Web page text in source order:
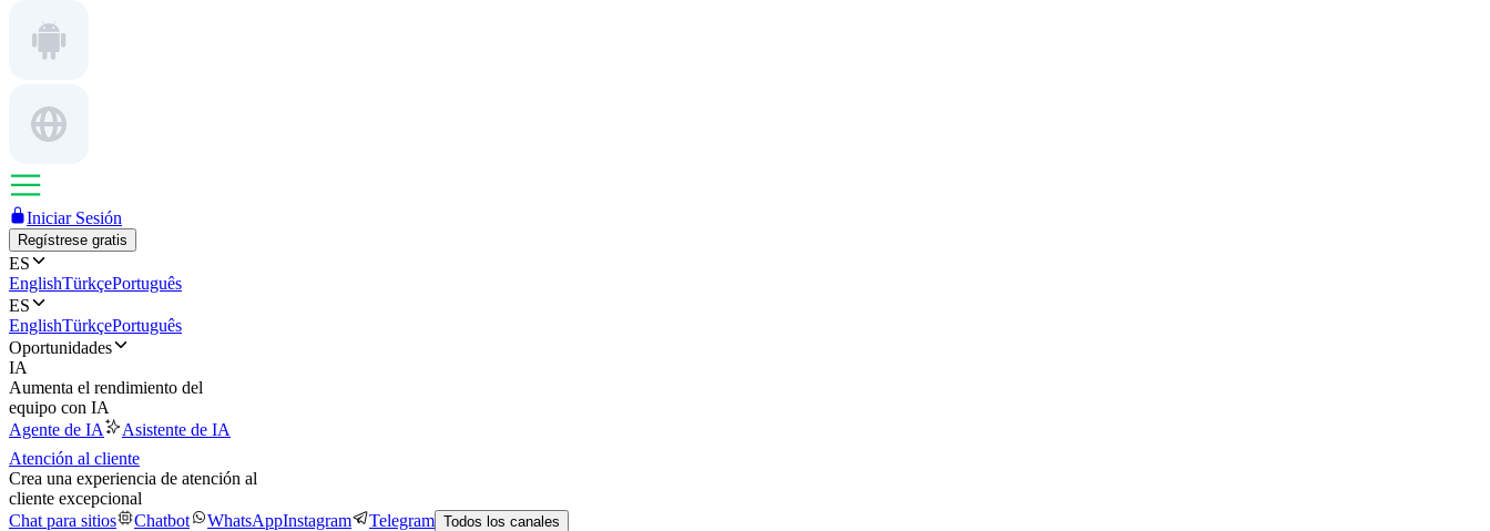
Iniciar Sesión
Regístrese gratis
ES
EnglishTürkçePortuguês
ES
EnglishTürkçePortuguês
Oportunidades
IA
Aumenta el rendimiento del
equipo con IA
Agente de IA
Asistente de IA
Atención al cliente
Crea una experiencia de atención al
cliente excepcional
Chat para sitios
Chatbot WhatsAppInstagram Telegram Todos los canales